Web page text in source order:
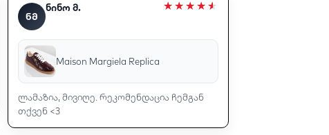
ᲜᲛ
ნინო მ.
Maison Margiela Replica
ლამაზია, მივიღე. რეკომენდაცია ჩემგან
თქვენ <3